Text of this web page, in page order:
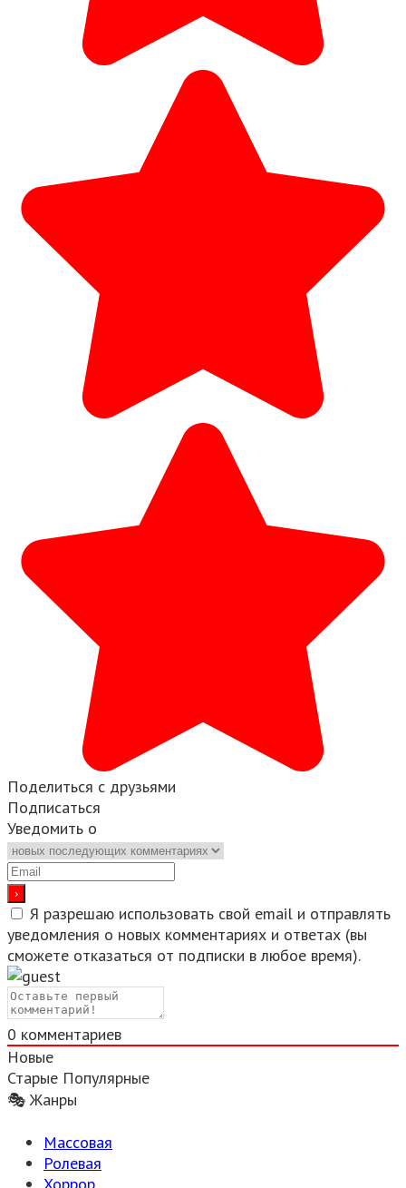
Поделиться с друзьями
Подписаться
Уведомить о
Я разрешаю использовать свой email и отправлять
уведомления о новых комментариях и ответах (вы
cможете отказаться от подписки в любое время).
0 комментариев
Новые
Старые Популярные
🎭 Жанры
Массовая
Ролевая
Хоррор